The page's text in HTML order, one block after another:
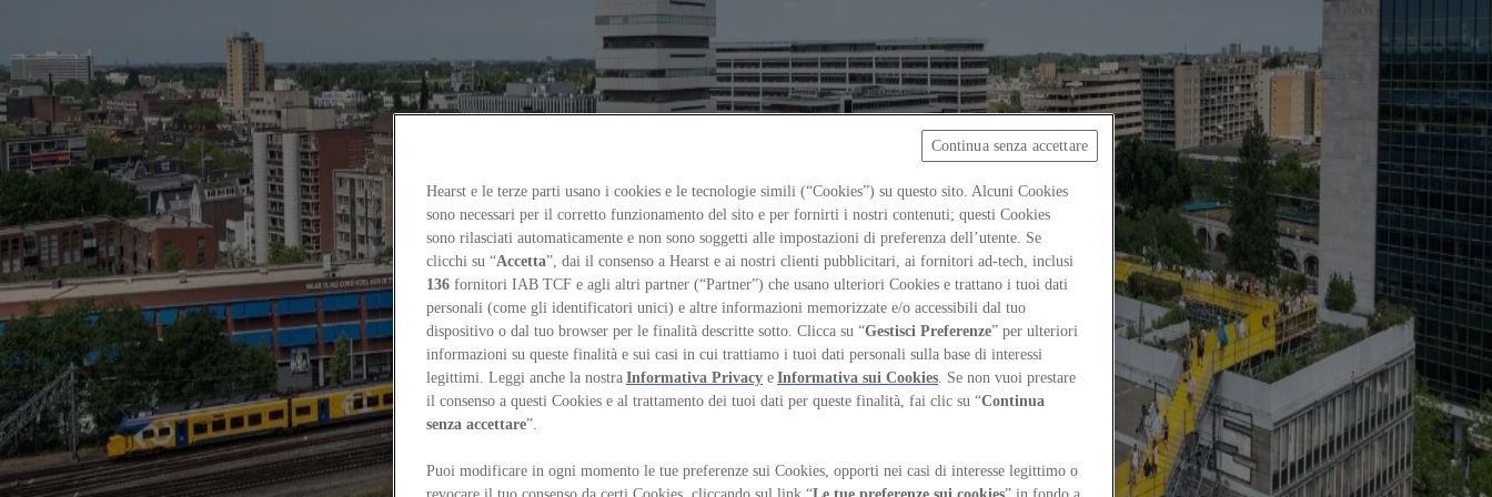
Focus on
Now
Contacts
EN
Log in
Home
Tags
#rotterdam
#rotterdam
Essays
A roadmap for gender-inclusive public spacesDawn Hung
Hearst e le terze parti usano i cookies e le tecnologie simili (“Cookies”) su questo sito. Alcuni Cookies
sono necessari per il corretto funzionamento del sito e per fornirti i nostri contenuti; questi Cookies
sono rilasciati automaticamente e non sono soggetti alle impostazioni di preferenza dell’utente. Se
clicchi su “Accetta”, dai il consenso a Hearst e ai nostri clienti pubblicitari, ai fornitori ad-tech, inclusi
136 fornitori IAB TCF e agli altri partner (“Partner”) che usano ulteriori Cookies e trattano i tuoi dati
personali (come gli identificatori unici) e altre informazioni memorizzate e/o accessibili dal tuo
dispositivo o dal tuo browser per le finalità descritte sotto. Clicca su “Gestisci Preferenze” per ulteriori
informazioni su queste finalità e sui casi in cui trattiamo i tuoi dati personali sulla base di interessi
legittimi. Leggi anche la nostraInformativa Privacy eInformativa sui Cookies. Se non vuoi prestare
il consenso a questi Cookies e al trattamento dei tuoi dati per queste finalità, fai clic su “Continua
senza accettare”.
Puoi modificare in ogni momento le tue preferenze sui Cookies, opporti nei casi di interesse legittimo o
Continua senza accettare